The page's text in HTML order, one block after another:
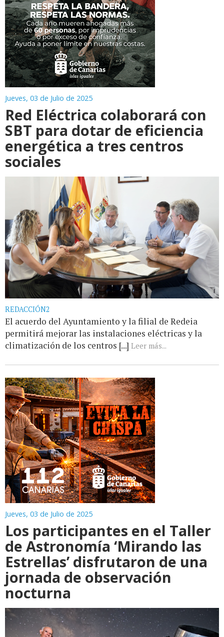
Jueves, 03 de Julio de 2025
Red Eléctrica colaborará con
SBT para dotar de eficiencia
energética a tres centros
sociales
REDACCIÓN2
El acuerdo del Ayuntamiento y la filial de Redeia
permitirá mejorar las instalaciones eléctricas y la
climatización de los centros [...] Leer más...
Jueves, 03 de Julio de 2025
Los participantes en el Taller
de Astronomía ‘Mirando las
Estrellas’ disfrutaron de una
jornada de observación
nocturna